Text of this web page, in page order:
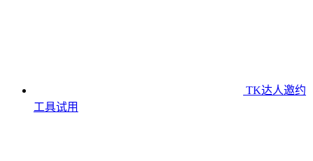
TK达人邀约
工具试用